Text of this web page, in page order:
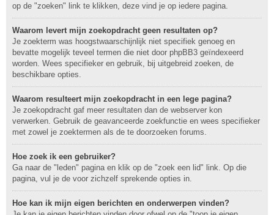
op de "zoeken" link te klikken, deze vind je op iedere pagina.
Waarom levert mijn zoekopdracht geen resultaten op?
Je zoekterm was hoogstwaarschijnlijk niet specifiek genoeg en
bevatte mogelijk teveel termen die niet door phpBB3 geïndexeerd
worden. Wees specifieker en gebruik, bij uitgebreid zoeken, de
beschikbare opties.
Waarom resulteert mijn zoekopdracht in een lege pagina?
Je zoekopdracht gaf meer resultaten dan de webserver kon
verwerken. Gebruik de geavanceerde zoekfunctie en wees specifieker
met zowel je zoektermen als de te doorzoeken forums.
Hoe zoek ik een gebruiker?
Ga naar de "leden" pagina en klik op de "zoek een lid" link. Op die
pagina, vul je de voor zichzelf sprekende opties in.
Hoe kan ik mijn eigen berichten en onderwerpen vinden?